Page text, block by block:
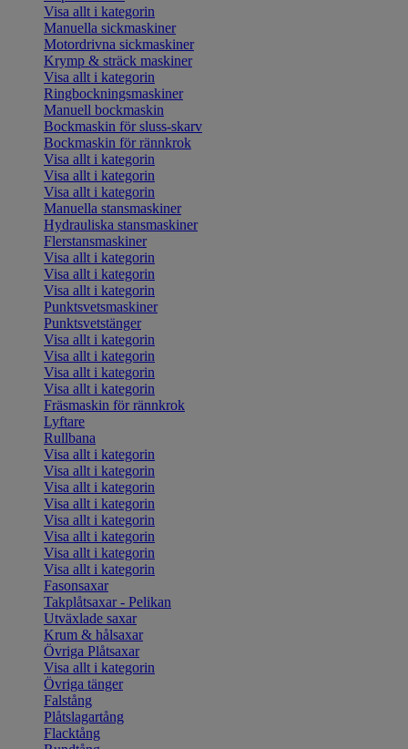
Visa allt i kategorin
Manuella sickmaskiner
Motordrivna sickmaskiner
Krymp & sträck maskiner
Visa allt i kategorin
Ringbockningsmaskiner
Manuell bockmaskin
Bockmaskin för sluss-skarv
Bockmaskin för rännkrok
Visa allt i kategorin
Visa allt i kategorin
Visa allt i kategorin
Manuella stansmaskiner
Hydrauliska stansmaskiner
Flerstansmaskiner
Visa allt i kategorin
Visa allt i kategorin
Visa allt i kategorin
Punktsvetsmaskiner
Punktsvetstänger
Visa allt i kategorin
Visa allt i kategorin
Visa allt i kategorin
Visa allt i kategorin
Fräsmaskin för rännkrok
Lyftare
Rullbana
Visa allt i kategorin
Visa allt i kategorin
Visa allt i kategorin
Visa allt i kategorin
Visa allt i kategorin
Visa allt i kategorin
Visa allt i kategorin
Visa allt i kategorin
Fasonsaxar
Takplåtsaxar - Pelikan
Utväxlade saxar
Krum & hålsaxar
Övriga Plåtsaxar
Visa allt i kategorin
Övriga tänger
Falstång
Plåtslagartång
Flacktång